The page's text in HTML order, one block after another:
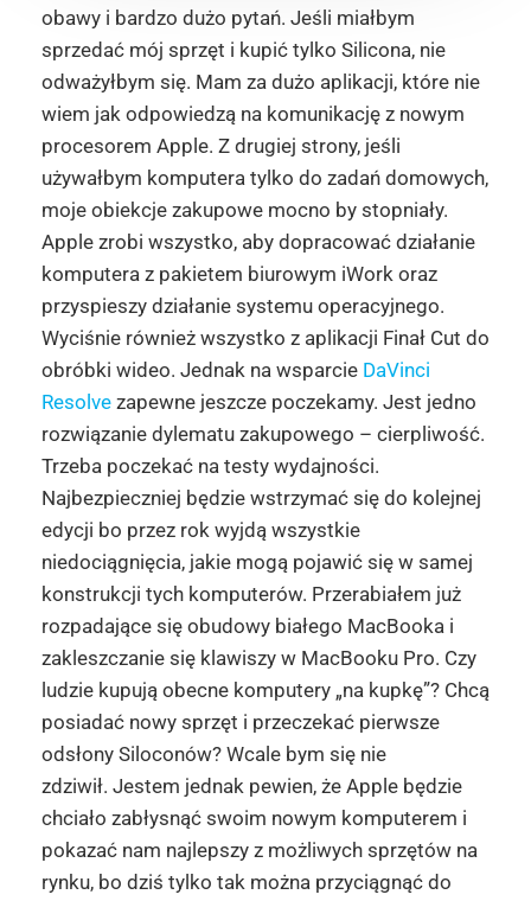
obawy i bardzo dużo pytań. Jeśli miałbym
sprzedać mój sprzęt i kupić tylko Silicona, nie
odważyłbym się. Mam za dużo aplikacji, które nie
wiem jak odpowiedzą na komunikację z nowym
procesorem Apple. Z drugiej strony, jeśli
używałbym komputera tylko do zadań domowych,
moje obiekcje zakupowe mocno by stopniały.
Apple zrobi wszystko, aby dopracować działanie
komputera z pakietem biurowym iWork oraz
przyspieszy działanie systemu operacyjnego.
Wyciśnie również wszystko z aplikacji Finał Cut do
obróbki wideo. Jednak na wsparcie DaVinci
Resolvezapewne jeszcze poczekamy. Jest jedno
rozwiązanie dylematu zakupowego – cierpliwość.
Trzeba poczekać na testy wydajności.
Najbezpieczniej będzie wstrzymać się do kolejnej
edycji bo przez rok wyjdą wszystkie
niedociągnięcia, jakie mogą pojawić się w samej
konstrukcji tych komputerów. Przerabiałem już
rozpadające się obudowy białego MacBooka i
zakleszczanie się klawiszy w MacBooku Pro. Czy
ludzie kupują obecne komputery „na kupkę”? Chcą
posiadać nowy sprzęt i przeczekać pierwsze
odsłony Siloconów? Wcale bym się nie
zdziwił. Jestem jednak pewien, że Apple będzie
chciało zabłysnąć swoim nowym komputerem i
pokazać nam najlepszy z możliwych sprzętów na
rynku, bo dziś tylko tak można przyciągnąć do